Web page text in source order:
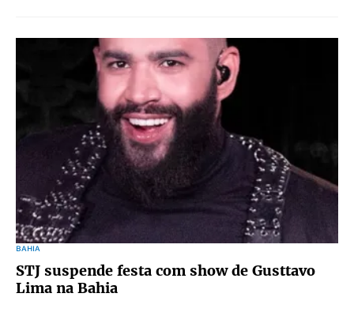
BAHIA
STJ suspende festa com show de Gusttavo
Lima na Bahia